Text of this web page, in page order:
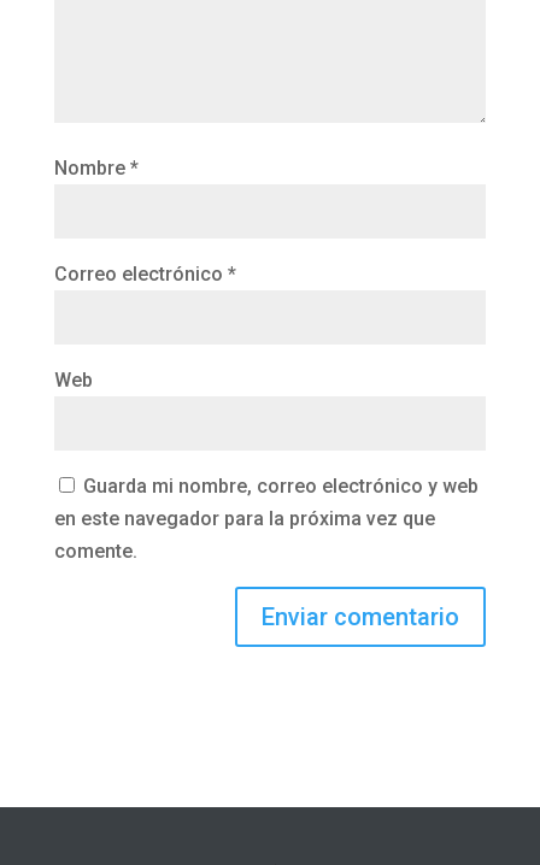
Nombre *
Correo electrónico *
Web
Guarda mi nombre, correo electrónico y web
en este navegador para la próxima vez que
comente.